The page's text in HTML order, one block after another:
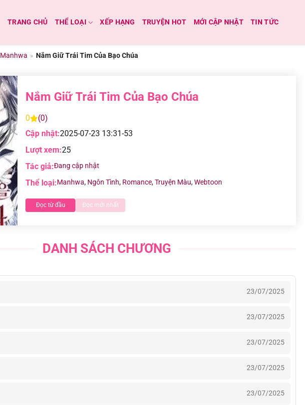
TRANG CHỦ THỂ LOẠI XẾP HẠNG TRUYỆN HOT MỚI CẬP NHẬT TIN TỨC
Manhwa » Nắm Giữ Trái Tim Của Bạo Chúa
Nắm Giữ Trái Tim Của Bạo Chúa
0
(0)
Cập nhật:2025-07-23 13:31-53
Lượt xem:25
Tác giả:Đang cập nhật
Thể loại:Manhwa, Ngôn Tình, Romance,Truyện Màu,Webtoon
Đọc từ đầu Đọc mới nhất
DANH SÁCH CHƯƠNG
23/07/2025
23/07/2025
23/07/2025
23/07/2025
23/07/2025